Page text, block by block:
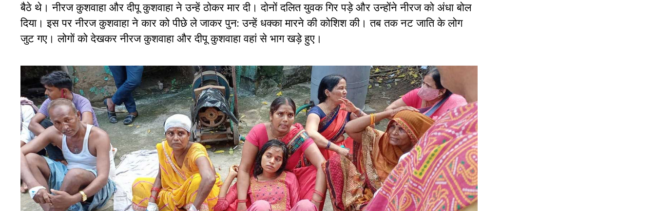
बैठे थे। नीरज कुशवाहा और दीपू कुशवाहा ने उन्हें ठोकर मार दी। दोनों दलितयुवक गिर पड़े और उन्होंने नीरज को अंधा बोल
दिया। इस पर नीरज कुशवाहा ने कार को पीछे ले जाकर पुन:उन्हें धक्का मारने की कोशिश की। तब तक नट जाति के लोग
जुट गए। लोगों को देखकरनीरजकुशवाहाऔर दीपू कुशवाहा वहां से भाग खड़े हुए।